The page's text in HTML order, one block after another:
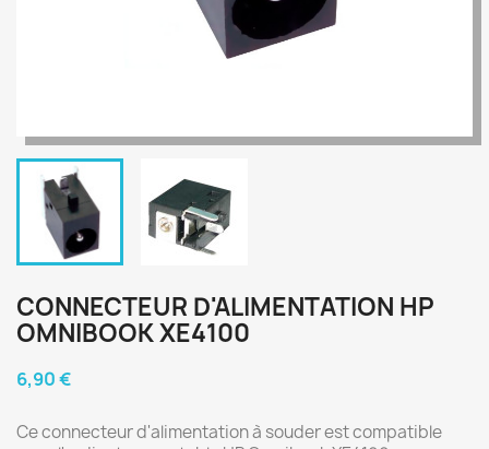
CONNECTEUR D'ALIMENTATION HP
OMNIBOOK XE4100
6,90 €
Ce connecteur d'alimentation à souder est compatible